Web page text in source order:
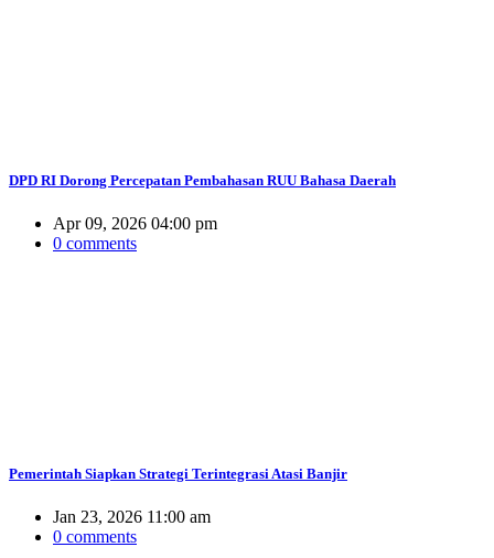
DPD RI Dorong Percepatan Pembahasan RUU Bahasa Daerah
Apr 09, 2026 04:00 pm
0 comments
Pemerintah Siapkan Strategi Terintegrasi Atasi Banjir
Jan 23, 2026 11:00 am
0 comments